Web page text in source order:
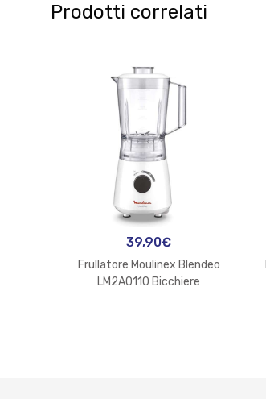
Prodotti correlati
39,90€
Frullatore Moulinex Blendeo
LM2A0110 Bicchiere